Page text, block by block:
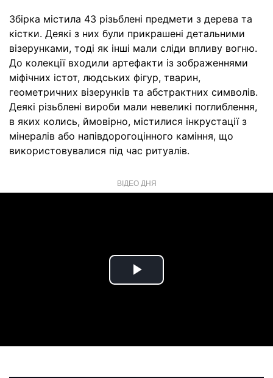
Збірка містила 43 різьблені предмети з дерева та
кістки. Деякі з них були прикрашені детальними
візерунками, тоді як інші мали сліди впливу вогню.
До колекції входили артефакти із зображеннями
міфічних істот, людських фігур, тварин,
геометричних візерунків та абстрактних символів.
Деякі різьблені вироби мали невеликі поглиблення,
в яких колись, ймовірно, містилися інкрустації з
мінералів або напівдорогоцінного каміння, що
використовувалися під час ритуалів.
ВІДЕО ДНЯ
Play